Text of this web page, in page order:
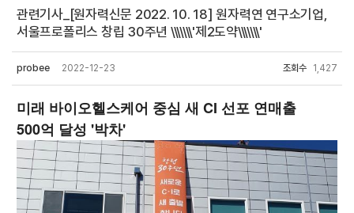
관련기사_[원자력신문 2022. 10. 18] 원자력연 연구소기업,
서울프로폴리스 창립 30주년 \\\\\\\'제2도약\\\\\\\'
probee 2022-12-23 조회수 1,427
미래 바이오헬스케어 중심 새 CI 선포 연매출
500억 달성 '박차'